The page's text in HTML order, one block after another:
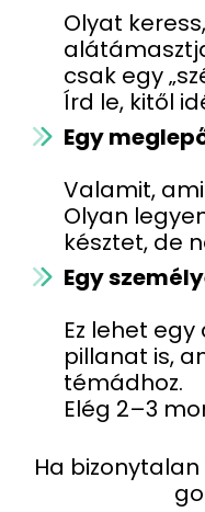
Olyat
csak egy
Írd le, kitől
Egy
Valamit,
Olyan
késztet, de
Egy
Ez lehet
pillanat is,
témádhoz.
Elég 2–3
Ha